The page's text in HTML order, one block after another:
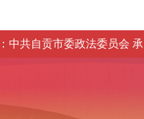
中共自贡市委政法委员会